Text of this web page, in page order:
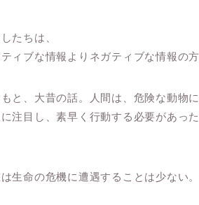
たちは、
ィブな情報よりネガティブな情報の
もと、大昔の話。人間は、危険な動物
注目し、素早く行動する必要があっ
生命の危機に遭遇することは少ない